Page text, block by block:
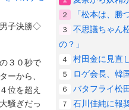
子決勝◇
３０秒で
ーから、
位を超え
騒ぎだっ
２ 「松本は、勝
３
不思議ちゃん
の？」
４ 村田金に見直
５ ロゲ会長、韓
６ バタフライ松
７ 石川佳純に報